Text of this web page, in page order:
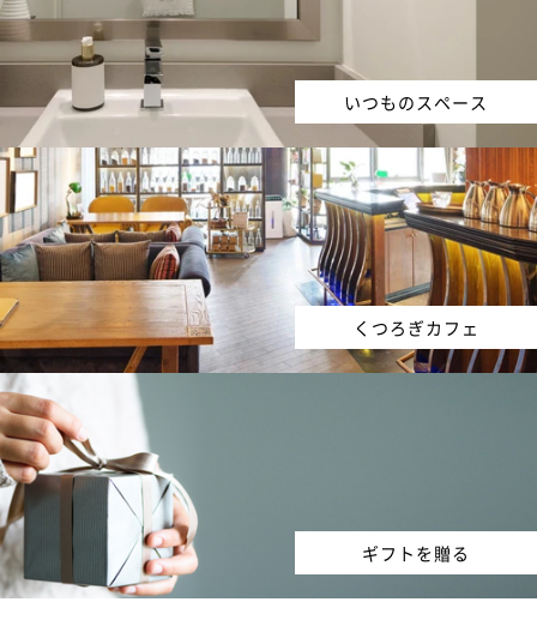
いつものスペース
くつろぎカフェ
ギフトを贈る